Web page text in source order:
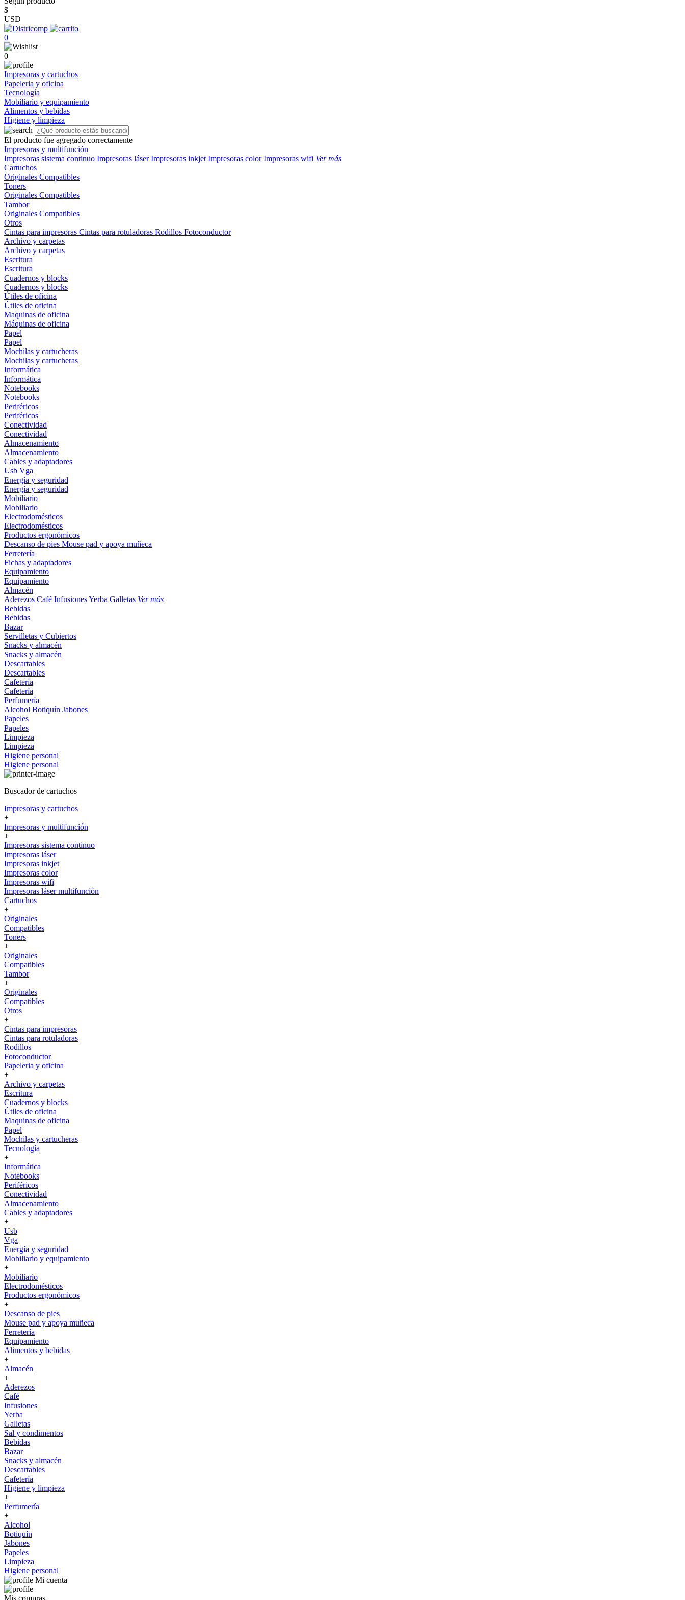
$
USD
0
0
Impresoras y cartuchos
Papeleria y oficina
Tecnología
Mobiliario y equipamiento
Alimentos y bebidas
Higiene y limpieza
El producto fue agregado correctamente
Impresoras y multifunción
Impresoras sistema continuo Impresoras láserImpresoras inkjet Impresoras colorImpresoras wifi Ver más
Cartuchos
Originales Compatibles
Toners
Originales Compatibles
Tambor
Originales Compatibles
Otros
Cintas para impresoras Cintas para rotuladoras Rodillos Fotoconductor
Archivo y carpetas
Archivo y carpetas
Escritura
Escritura
Cuadernos y blocks
Cuadernos y blocks
Útiles de oficina
Útiles de oficina
Maquinas de oficina
Máquinas de oficina
Papel
Papel
Mochilas y cartucheras
Mochilas y cartucheras
Informática
Informática
Notebooks
Notebooks
Periféricos
Periféricos
Conectividad
Conectividad
Almacenamiento
Almacenamiento
Cables y adaptadores
Usb Vga
Energía y seguridad
Energía y seguridad
Mobiliario
Mobiliario
Electrodomésticos
Electrodomésticos
Productos ergonómicos
Descanso de pies Mouse pad y apoya muñeca
Ferretería
Fichas y adaptadores
Equipamiento
Equipamiento
Almacén
Aderezos Café InfusionesYerba Galletas Ver más
Bebidas
Bebidas
Bazar
Servilletas y Cubiertos
Snacks y almacén
Snacks y almacén
Descartables
Descartables
Cafetería
Cafetería
Perfumería
Alcohol Botiquín Jabones
Papeles
Papeles
Limpieza
Limpieza
Higiene personal
Higiene personal
Buscador de cartuchos
Impresoras y cartuchos
+
Impresoras y multifunción
+
Impresoras sistema continuo
Impresoras láser
Impresoras inkjet
Impresoras color
Impresoras wifi
Impresoras láser multifunción
Cartuchos
+
Originales
Compatibles
Toners
+
Originales
Compatibles
Tambor
+
Originales
Compatibles
Otros
+
Cintas para impresoras
Cintas para rotuladoras
Rodillos
Fotoconductor
Papeleria y oficina
+
Archivo y carpetas
Escritura
Cuadernos y blocks
Útiles de oficina
Maquinas de oficina
Papel
Mochilas y cartucheras
Tecnología
+
Informática
Notebooks
Periféricos
Conectividad
Almacenamiento
Cables y adaptadores
+
Usb
Vga
Energía y seguridad
Mobiliario y equipamiento
+
Mobiliario
Electrodomésticos
Productos ergonómicos
+
Descanso de pies
Mouse pad y apoya muñeca
Ferretería
Equipamiento
Alimentos y bebidas
+
Almacén
+
Aderezos
Café
Infusiones
Yerba
Galletas
Sal y condimentos
Bebidas
Bazar
Snacks y almacén
Descartables
Cafetería
Higiene y limpieza
+
Perfumería
+
Alcohol
Botiquín
Jabones
Papeles
Limpieza
Higiene personal
Mi cuenta
Mis compras